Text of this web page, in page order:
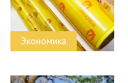
Экономика